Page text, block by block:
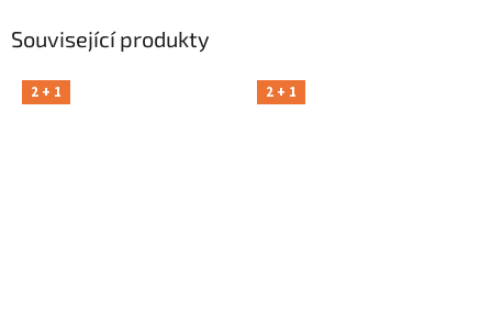
Související produkty
2 + 1 2 + 1